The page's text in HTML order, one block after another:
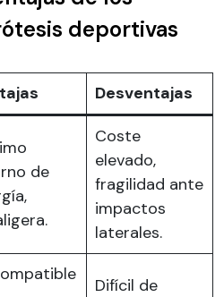
deportivas
Desventajas
de
Coste
elevado,
fragilidad ante
impactos
laterales.
Difícil de